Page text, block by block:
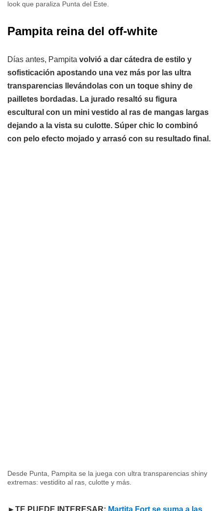
look que paraliza Punta del Este.
Pampita reina del off-white
Días antes, Pampita volvió a dar cátedra de estilo y
sofisticación apostando una vez más por las ultra
transparencias llevándolas con un toque shiny de
pailletes bordadas. La jurado resaltó su figura
escultural con un mini vestido al ras de mangas largas
dejando a la vista su culotte. Súper chic lo combinó
con pelo efecto mojado y arrasó con su resultado final.
Desde Punta, Pampita se la juega con ultra transparencias shiny
extremas: vestidito al ras, culotte y más.
►TE PUEDE INTERESAR: Martita Fort se suma a las